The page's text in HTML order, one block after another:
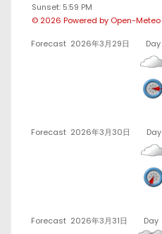
Sunset: 5:59 PM
© 2026 Powered by Open-Meteo
Forecast 2026年3月29日 Day
Forecast 2026年3月30日 Day
Forecast 2026年3月31日 Day